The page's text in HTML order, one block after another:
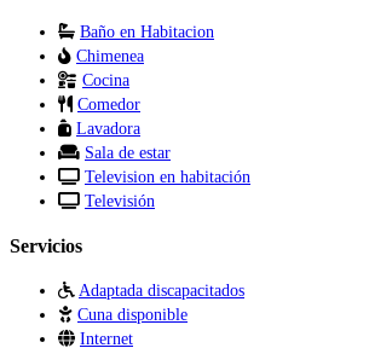
Baño en Habitacion
Chimenea
Cocina
Comedor
Lavadora
Sala de estar
Television en habitación
Televisión
Servicios
Adaptada discapacitados
Cuna disponible
Internet